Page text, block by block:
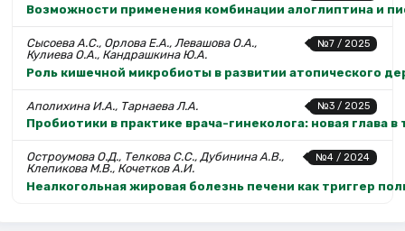
Возможности применения комбинации алоглиптина и
№7 / 2025
Сысоева А.С., Орлова Е.А., Левашова О.А.,
Кулиева О.А., Кандрашкина Ю.А.
Роль кишечной микробиоты в развитии атопического
№3 / 2025
Аполихина И.А., Тарнаева Л.А.
Пробиотики в практике врача-гинеколога: новая глава
№4 / 2024
Остроумова О.Д., Телкова С.С., Дубинина А.В.,
Клепикова М.В., Кочетков А.И.
Неалкогольная жировая болезнь печени как триггер